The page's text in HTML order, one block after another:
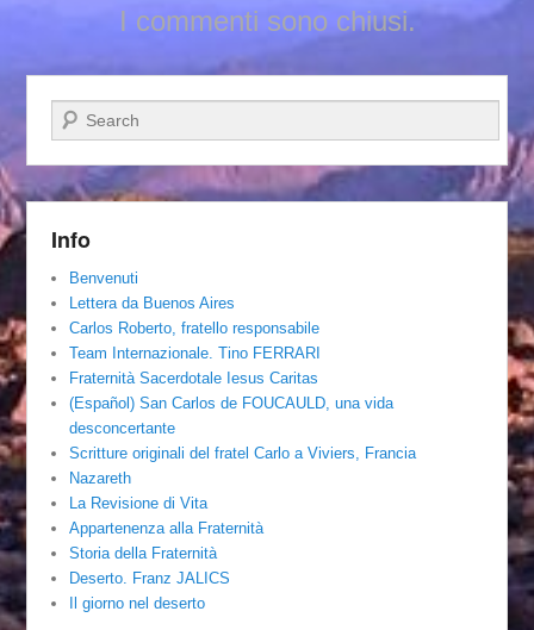
I commenti sono chiusi.
Cerca
Info
Benvenuti
Lettera da Buenos Aires
Carlos Roberto, fratello responsabile
Team Internazionale. Tino FERRARI
Fraternità Sacerdotale Iesus Caritas
(Español) San Carlos de FOUCAULD, una vida
desconcertante
Scritture originali del fratel Carlo a Viviers, Francia
Nazareth
La Revisione di Vita
Appartenenza alla Fraternità
Storia della Fraternità
Deserto. Franz JALICS
Il giorno nel deserto